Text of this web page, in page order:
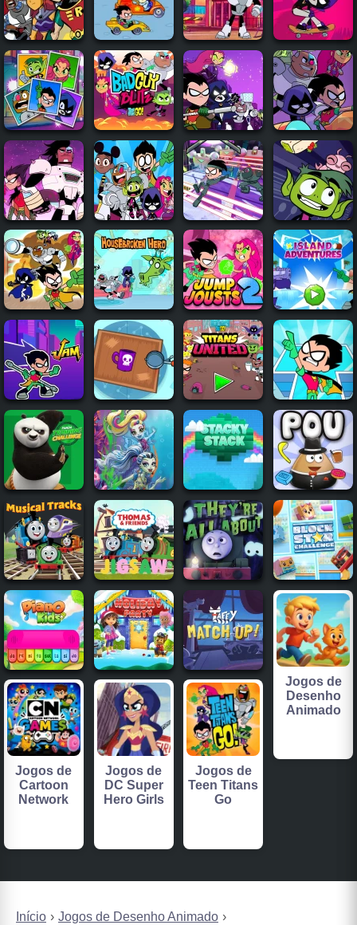
Início
Jogos de Desenho Animado
Jogos de
Desenho
Animado
Jogos de
Cartoon
Network
Jogos de
DC Super
Hero Girls
Jogos de
Teen Titans
Go